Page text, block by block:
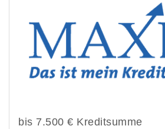
bis 7.500 € Kreditsumme